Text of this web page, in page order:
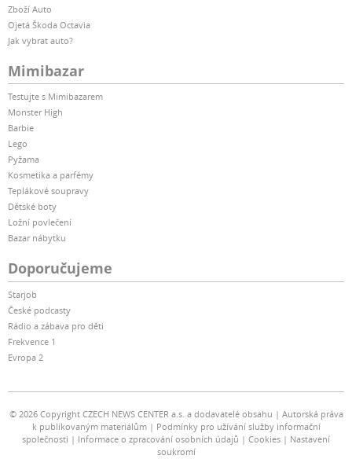
Zboží Auto
Ojetá Škoda Octavia
Jak vybrat auto?
Mimibazar
Testujte s Mimibazarem
Monster High
Barbie
Lego
Pyžama
Kosmetika a parfémy
Teplákové soupravy
Dětské boty
Ložní povlečení
Bazar nábytku
Doporučujeme
Starjob
České podcasty
Rádio a zábava pro děti
Frekvence 1
Evropa 2
© 2026 Copyright CZECH NEWS CENTER a.s. a dodavatelé obsahu
Autorská práva
k publikovaným materiálům
Podmínky pro užívání služby informační
společnosti
Informace o zpracování osobních údajů Cookies
Nastavení
soukromí